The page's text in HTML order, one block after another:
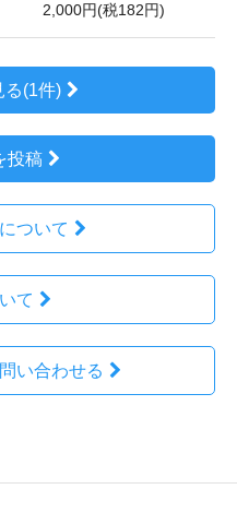
2,000円(税182円)
る(1件)
投稿
ついて
て
い合わせる